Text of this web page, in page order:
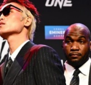
您同意我们
您的信息。
息。